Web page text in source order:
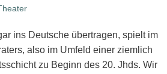
ins Deutsche übertragen, spielt im
also im Umfeld einer ziemlich
zu Beginn des 20. Jhds. Wir